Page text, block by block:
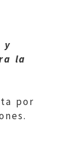
y
la
por